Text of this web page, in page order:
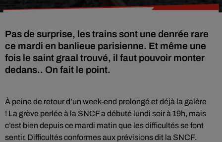
Pas de surprise, les trains sont une denrée rare
ce mardi en banlieue parisienne. Et même une
fois le saint graal trouvé, il faut pouvoir monter
dedans.. On fait le point.
À peine de retour d’un week-end prolongé et déjà la galère
! La grève perlée à la SNCF a débuté lundi soir à 19h, mais
c’est bien depuis ce mardi matin que les difficultés se font
sentir. Difficultés conformes aux prévisions dit la SNCF.